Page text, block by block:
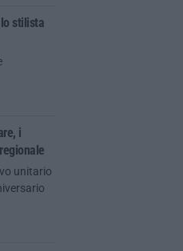
stilista
i
unitario